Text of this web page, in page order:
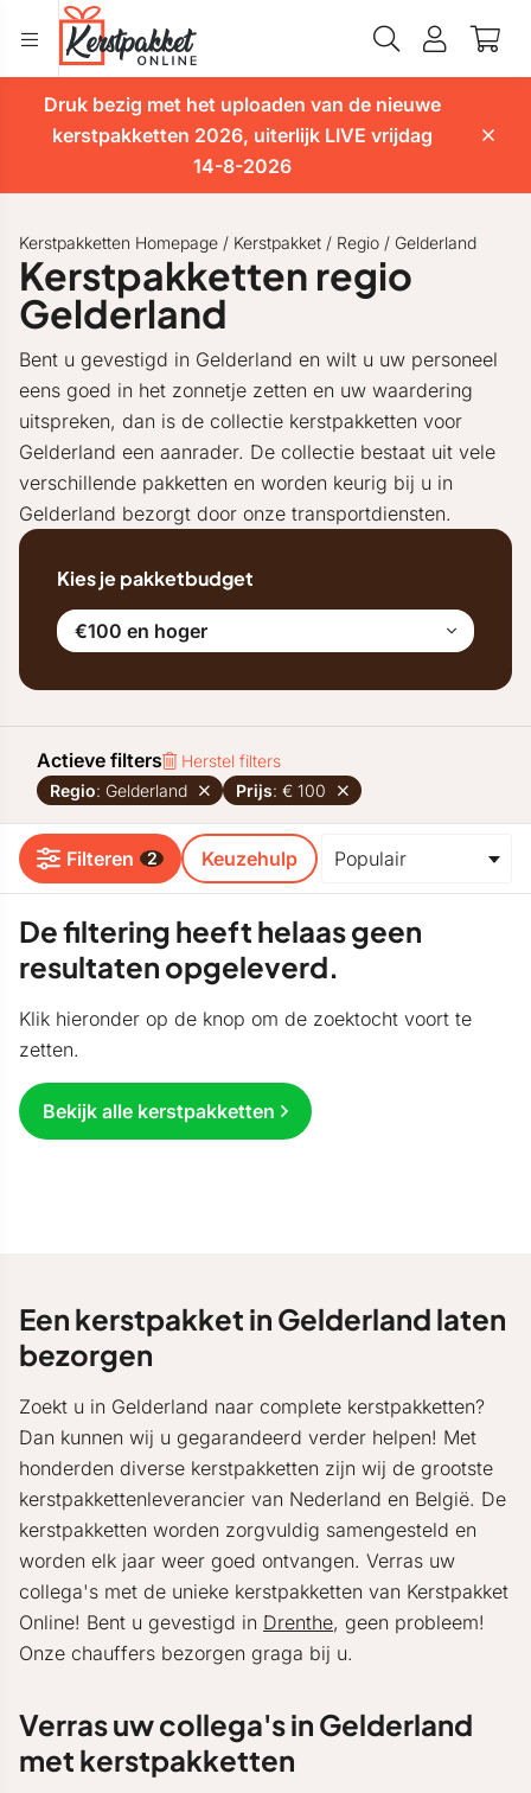
Druk bezig met het uploaden van de nieuwe
kerstpakketten 2026, uiterlijk LIVE vrijdag
14-8-2026
Kerstpakketten Homepage / Kerstpakket / Regio / Gelderland
Kerstpakketten regio
Gelderland
Bent u gevestigd in Gelderland en wilt u uw personeel
eens goed in het zonnetje zetten en uw waardering
uitspreken, dan is de collectie kerstpakketten voor
Gelderland een aanrader. De collectie bestaat uit vele
verschillende pakketten en worden keurig bij u in
Gelderland bezorgt door onze transportdiensten.
Kies je pakketbudget
€100 en hoger
Actieve filters
Herstel filters
Regio: Gelderland Prijs: € 100
Filteren 2 Keuzehulp
De filtering heeft helaas geen
resultaten opgeleverd.
Klik hieronder op de knop om de zoektocht voort te
zetten.
Bekijk alle kerstpakketten
Een kerstpakket in Gelderland laten
bezorgen
Zoekt u in Gelderland naar complete kerstpakketten?
Dan kunnen wij u gegarandeerd verder helpen! Met
honderden diverse kerstpakketten zijn wij de grootste
kerstpakkettenleverancier van Nederland en België. De
kerstpakketten worden zorgvuldig samengesteld en
worden elk jaar weer goed ontvangen. Verras uw
collega's met de unieke kerstpakketten van Kerstpakket
Online! Bent u gevestigd in Drenthe, geen probleem!
Onze chauffers bezorgen graga bij u.
Verras uw collega's in Gelderland
met kerstpakketten